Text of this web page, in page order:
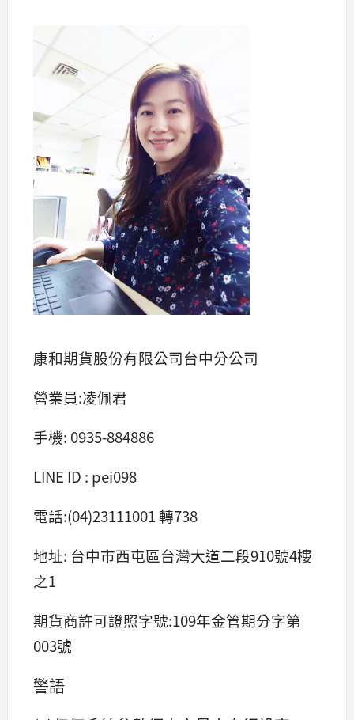
康和期貨股份有限公司台中分公司
營業員:凌佩君
手機: 0935-884886
LINE ID : pei098
電話:(04)23111001 轉738
地址: 台中市西屯區台灣大道二段910號4樓
之1
期貨商許可證照字號:109年金管期分字第
003號
警語